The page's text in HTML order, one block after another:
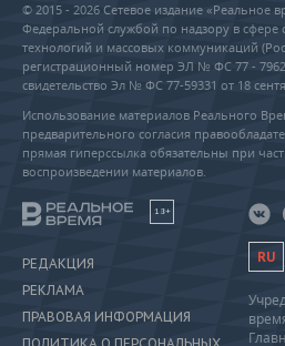
© 2015 - 2026 Сетевое издание «Реальное
Федеральной службой по надзору в
технологий и массовых коммуникаций
регистрационный номер ЭЛ № ФС 77 -
свидетельство Эл № ФС 77-59331 от 18
Использование материалов Реального
предварительного согласия
прямая гиперссылка обязательны при
воспроизведении материалов.
18+
РЕДАКЦИЯ
РЕКЛАМА
ПРАВОВАЯ ИНФОРМАЦИЯ
RU